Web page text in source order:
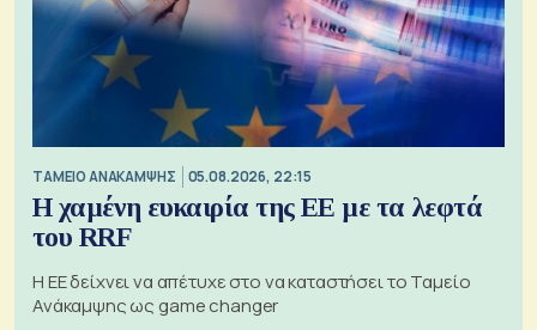
ΤΑΜΕΙΟ ΑΝΑΚΑΜΨΗΣ 05.08.2026, 22:15
Η χαμένη ευκαιρία της ΕΕ με τα λεφτά
του RRF
Η ΕΕ δείχνει να απέτυχε στο να καταστήσει το Ταμείο
Ανάκαμψης ως game changer